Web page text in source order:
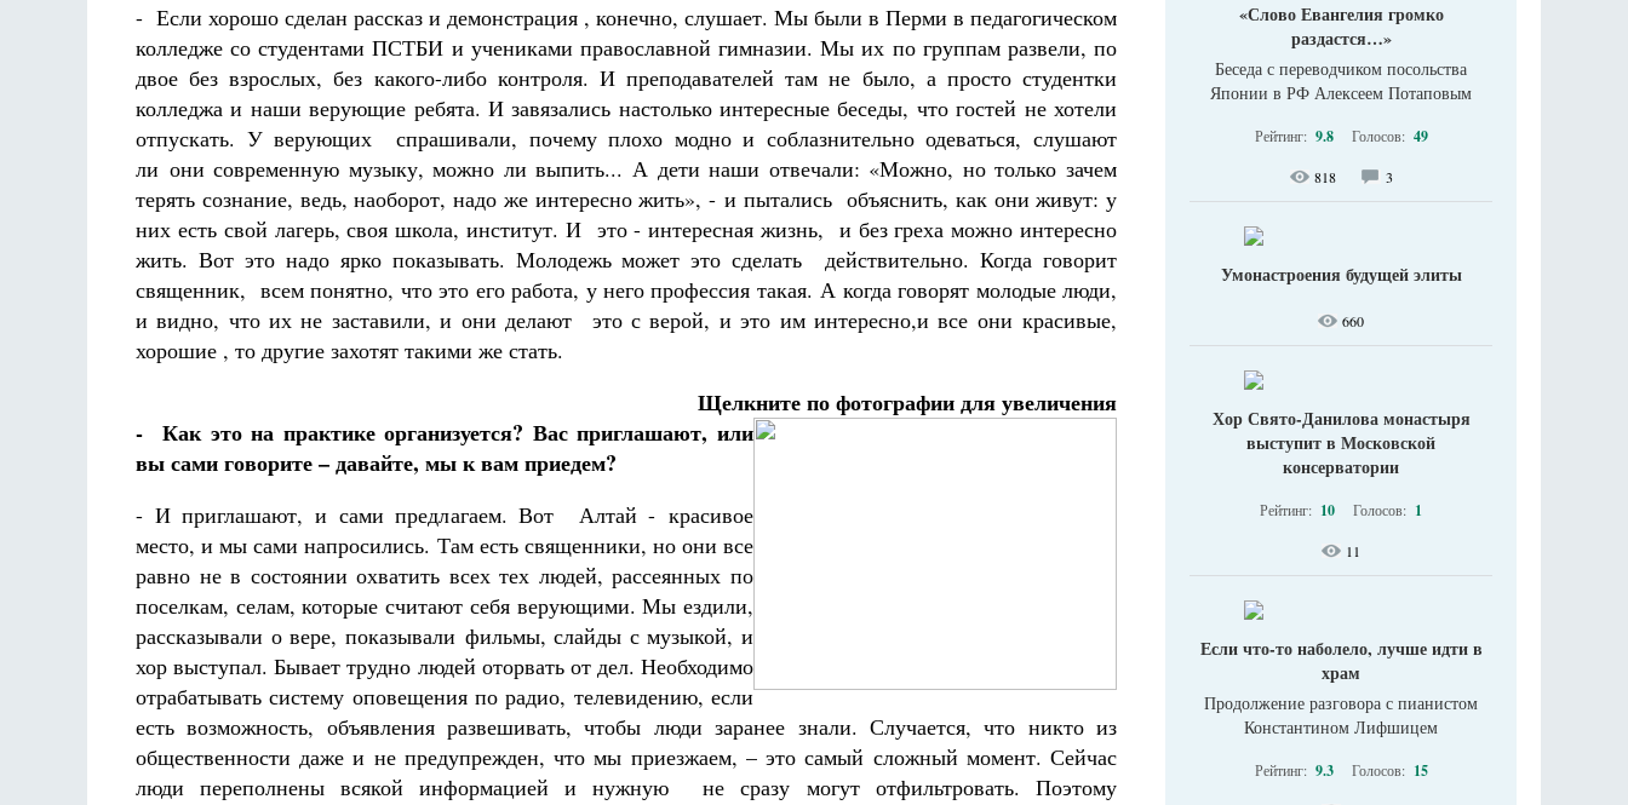
- Если хорошо сделан рассказ и демонстрация , конечно, слушает. Мы были в Перми в педагогическом
колледже со студентами ПСТБИ и учениками православной гимназии. Мы их по группам развели, по
двое без взрослых, без какого-либо контроля. И преподавателей там не было, а просто студентки
колледжа и наши верующие ребята. И завязались настолько интересные беседы, что гостей не хотели
отпускать. У верующих спрашивали, почему плохо модно и соблазнительно одеваться, слушают
ли они современную музыку, можно ли выпить... А дети наши отвечали: «Можно, но только зачем
терять сознание, ведь, наоборот, надо же интересно жить», - и пытались объяснить, как они живут: у
них есть свой лагерь, своя школа, институт. И это - интересная жизнь, и без греха можно интересно
жить. Вот это надо ярко показывать. Молодежь может это сделать действительно. Когда говорит
священник, всем понятно, что это его работа, у него профессия такая. А когда говорят молодые люди,
и видно, что их не заставили, и они делают это с верой, и это им интересно,и все они красивые,
хорошие , то другие захотят такими же стать.
Щелкните по фотографии для увеличения
- Как это на практике организуется? Вас приглашают, или
вы сами говорите – давайте, мы к вам приедем?
- И приглашают, и сами предлагаем. Вот Алтай - красивое
место, и мы сами напросились. Там есть священники, но они все
равно не в состоянии охватить всех тех людей, рассеянных по
поселкам, селам, которые считают себя верующими. Мы ездили,
рассказывали о вере, показывали фильмы, слайды с музыкой, и
хор выступал. Бывает трудно людей оторвать от дел. Необходимо
отрабатывать систему оповещения по радио, телевидению, если
есть возможность, объявления развешивать, чтобы люди заранее знали. Случается, что никто из
общественности даже и не предупрежден, что мы приезжаем, – это самый сложный момент. Сейчас
люди переполнены всякой информацией и нужную не сразу могут отфильтровать. Поэтому
«Слово Евангелия громко
раздастся…»
Беседа с переводчиком посольства
Японии в РФ Алексеем Потаповым
Рейтинг: 9.8 Голосов: 49
818 3
Умонастроения будущей элиты
660
Хор Свято-Данилова монастыря
выступит в Московской
консерватории
Рейтинг: 10 Голосов: 1
11
Если что-то наболело, лучше идти в
храм
Продолжение разговора с пианистом
Константином Лифшицем
Рейтинг: 9.3 Голосов: 15